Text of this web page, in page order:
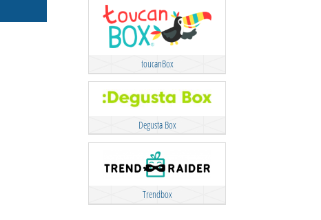
toucanBox
Degusta Box
Trendbox